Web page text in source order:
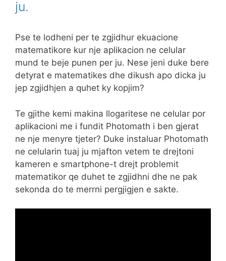
ju.
Pse te lodheni per te zgjidhur ekuacione
matematikore kur nje aplikacion ne celular
mund te beje punen per ju. Nese jeni duke bere
detyrat e matematikes dhe dikush apo dicka ju
jep zgjidhjen a quhet ky kopjim?
Te gjithe kemi makina llogaritese ne celular por
aplikacioni me i fundit Photomath i ben gjerat
ne nje menyre tjeter? Duke instaluar Photomath
ne celularin tuaj ju mjafton vetem te drejtoni
kameren e smartphone-t drejt problemit
matematikor qe duhet te zgjidhni dhe ne pak
sekonda do te merrni pergjigjen e sakte.